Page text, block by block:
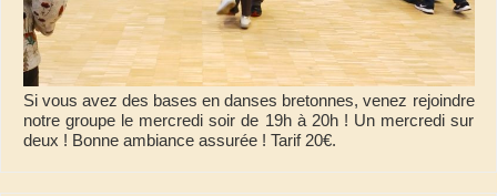
Si vous avez des bases en danses bretonnes, venez rejoindre
notre groupe le mercredi soir de 19h à 20h ! Un mercredi sur
deux ! Bonne ambiance assurée ! Tarif 20€.